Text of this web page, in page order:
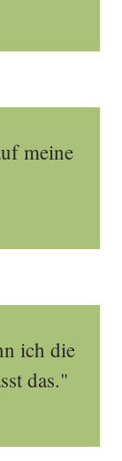
meine
ich die
das."